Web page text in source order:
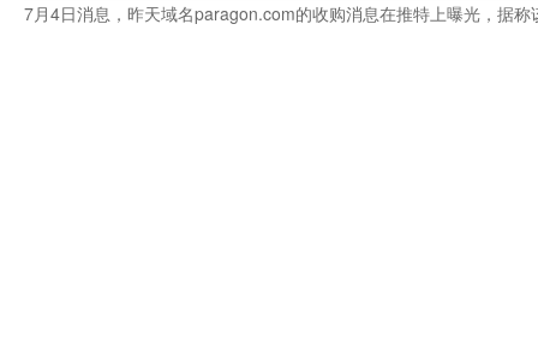
7月4日消息，昨天域名paragon.com的收购消息在推特上曝光，据